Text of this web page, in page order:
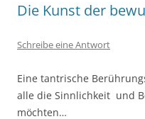
Die Kunst der
Schreibe eine Antwort
Eine tantrische
alle die Sinnlichkeit und
möchten…